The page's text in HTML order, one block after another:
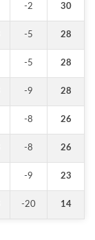
-2 30
-5 28
-5 28
-9 28
-8 26
-8 26
-9 23
-20 14